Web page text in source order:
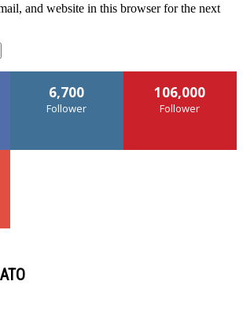
and website in this browser for the next
6,700
Follower
106,000
Follower